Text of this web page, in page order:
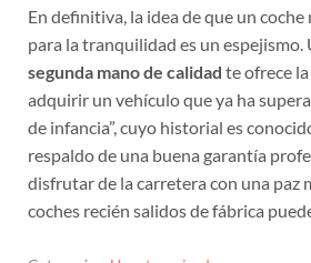
En definitiva, la idea de que un coche
para la tranquilidad es un espejismo.
segunda mano de calidad te ofrece
adquirir un vehículo que ya ha
de infancia”, cuyo historial es
respaldo de una buena garantía
disfrutar de la carretera con una paz
coches recién salidos de fábrica